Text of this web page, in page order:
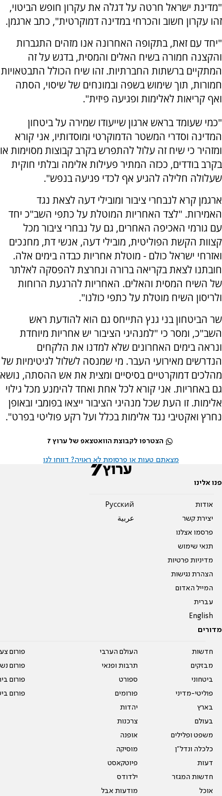
"מדינת ישראל חרטה על דגלה את עקרון חופש הביטוי,
זהו עקרון חשוב והכרחי במדינה דמוקרטית", כתב ארגמן.
"יחד עם זאת, בתקופה האחרונה אנו מזהים התגברות
והקצנה חמורה בשיח האלים והמסית, בדגש על זה
המתקיים ברשתות החברתיות. זהו שיח הכולל התבטאויות
חמורות, תוך שימוש בשפה ובמונחים של שיסוי, הסתה
ואף קריאות לאלימות ופגיעה פיזית".
"כמי שעומד בראש ארגון שייעודו שמירה על ביטחון
המדינה וסדרי המשטר הדמוקרטי ומוסדותיו, אני קורא
ומזהיר כי שיח זה עלול להתפרש בקרב קבוצות מסוימות או
בקרב בודדים, ככזה המתיר פעילות אלימה ובלתי חוקית
שעלולה חלילה להגיע אף לכדי פגיעה בנפש".
ארגמן קרא לנבחרי ציבור ומובילי דעה לצאת נגד
האמירות. "לצד האחריות המוטלת על כתפי השב"כ יחד
עם גורמי האכיפה האחרים, גם על נבחרי ציבור מכל
קצוות הקשת הפוליטית, מובילי דעה, אנשי דת, מחנכים
ואזרחי ישראל כולם - מוטלת אחריות כבדה בימים אלה.
חובתנו לצאת בקריאה ברורה ונחרצת להפסקה לאלתר
של השיח המסית והאלים. האחריות להרגעת הרוחות
ולריסון השיח מוטלת על כתפי כולנו".
שר הביטחון בני גנץ התייחס גם הוא להודעת ראש
השב"כ, ומסר כי "למנהיגי הציבור יש אחריות מיוחדת
ונראה בימים האחרונים שלא למדנו את הלקחים
הנדרשים מאירועי העבר. מי שמנסה לשלול לגיטימיות של
מהלכים דמוקרטיים בסיסיים ומצית את אש ההסתה, נושא
גם באחריות. אני קורא לכל אחת ואחד להימנע מכל גילוי
אלימות. זו העת שכל מנהיגי הציבור ייצאו בפומבי ובאופן
נחרץ ואקטיבי נגד אלימות בכלל ועל רקע פוליטי בפרט".
הצטרפו לקבוצת הוואטצאפ של ערוץ 7
מצאתם טעות או פרסומת לא ראויה? דווחו לנו
פנו אלינו
אודות
יצירת קשר
פרסמו אצלנו
תנאי שימוש
מדיניות פרטיות
הצהרת נגישות
המייל האדום
עברית
English
Pусский
عربية
מדורים
חדשות
מבזקים
ביטחוני
פוליטי-מדיני
בארץ
בעולם
משפט ופלילים
כלכלה ונדל"ן
דעות
חדשות המגזר
אוכל
העולם הערבי
תרבות ופנאי
ספורט
פורומים
יהדות
צרכנות
אופנה
מוסיקה
פיוטקאסט
ילדודס
מודעות אבל
פורום
פורום
פורום
פורום